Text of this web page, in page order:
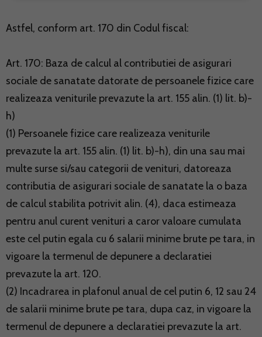
Astfel, conform art. 170 din Codul fiscal:
Art. 170: Baza de calcul al contributiei de asigurari
sociale de sanatate datorate de persoanele fizice care
realizeaza veniturile prevazute la art. 155 alin. (1) lit. b)-
h)
(1) Persoanele fizice care realizeaza veniturile
prevazute la art. 155 alin. (1) lit. b)-h), din una sau mai
multe surse si/sau categorii de venituri, datoreaza
contributia de asigurari sociale de sanatate la o baza
de calcul stabilita potrivit alin. (4), daca estimeaza
pentru anul curent venituri a caror valoare cumulata
este cel putin egala cu 6 salarii minime brute pe tara, in
vigoare la termenul de depunere a declaratiei
prevazute la art. 120.
(2) Incadrarea in plafonul anual de cel putin 6, 12 sau 24
de salarii minime brute pe tara, dupa caz, in vigoare la
termenul de depunere a declaratiei prevazute la art.